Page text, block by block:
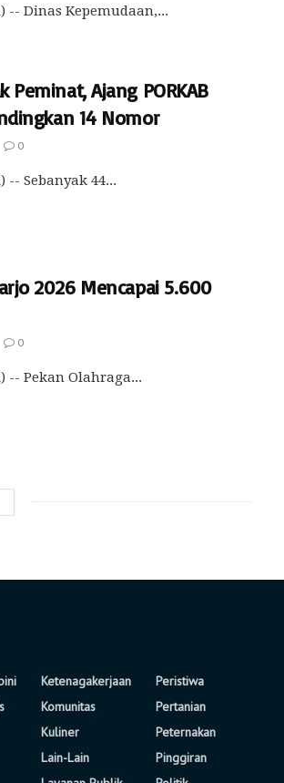
-- Dinas Kepemudaan,...
Peminat, Ajang PORKAB
14 Nomor
0
-- Sebanyak 44...
2026 Mencapai 5.600
0
-- Pekan Olahraga...
Ketenagakerjaan
Komunitas
Kuliner
Lain-Lain
Peristiwa
Pertanian
Peternakan
Pinggiran